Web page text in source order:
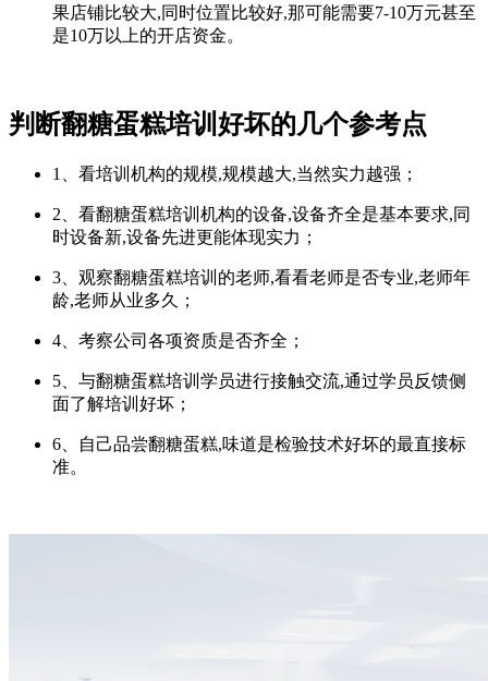
果店铺比较大,同时位置比较好,那可能需要7-10万元甚至
是10万以上的开店资金。
判断翻糖蛋糕培训好坏的几个参考点
1、看培训机构的规模,规模越大,当然实力越强；
2、看翻糖蛋糕培训机构的设备,设备齐全是基本要求,同
时设备新,设备先进更能体现实力；
3、观察翻糖蛋糕培训的老师,看看老师是否专业,老师年
龄,老师从业多久；
4、考察公司各项资质是否齐全；
5、与翻糖蛋糕培训学员进行接触交流,通过学员反馈侧
面了解培训好坏；
6、自己品尝翻糖蛋糕,味道是检验技术好坏的最直接标
准。